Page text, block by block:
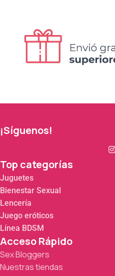
¡Síguenos!
Top categorías
Juguetes
Bienestar Sexual
Lencería
Juego eróticos
Línea BDSM
Acceso Rápido
Sex Bloggers
Nuestras tiendas